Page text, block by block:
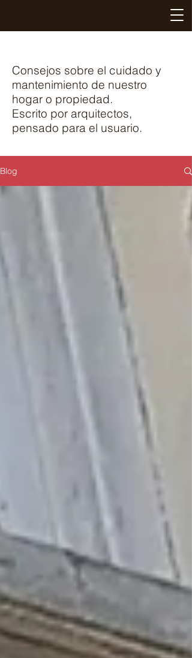
Consejos sobre el cuidado y
mantenimiento de nuestro
hogar o propiedad.
Escrito por arquitectos,
pensado para el usuario.
Blog